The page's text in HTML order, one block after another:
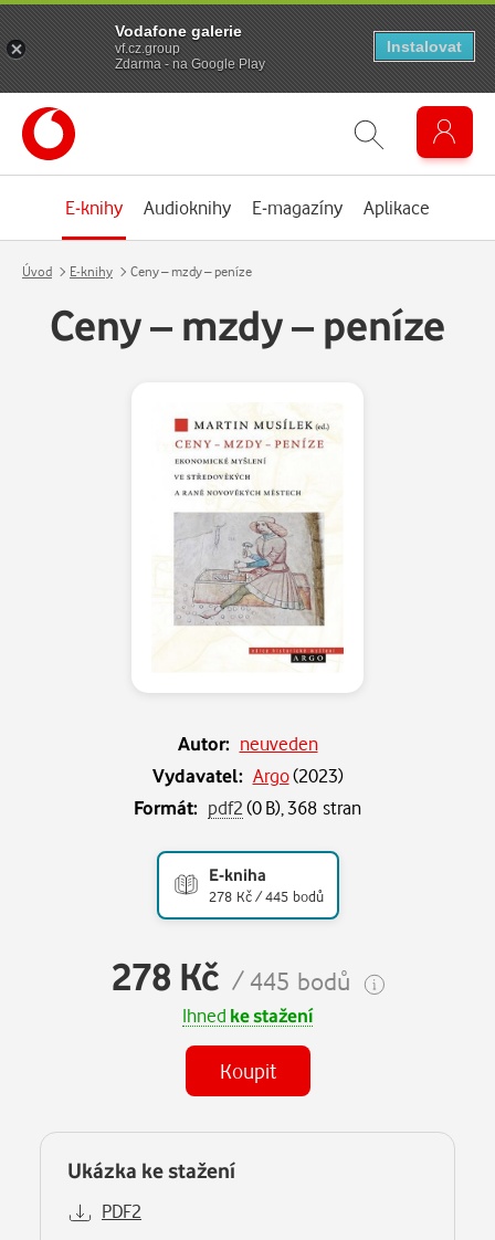
E-knihy Audioknihy E-magazíny Aplikace
Úvod E-knihy Ceny – mzdy – peníze
Ceny – mzdy – peníze
Autor: neuveden
Vydavatel: Argo(2023)
Formát: pdf2(0 B), 368 stran
E-kniha
278 Kč / 445 bodů
278 Kč / 445 bodů
Ihned ke stažení
Koupit
Ukázka ke stažení
PDF2
Vodafone galerie
vf.cz.group
Zdarma - na Google Play
Instalovat